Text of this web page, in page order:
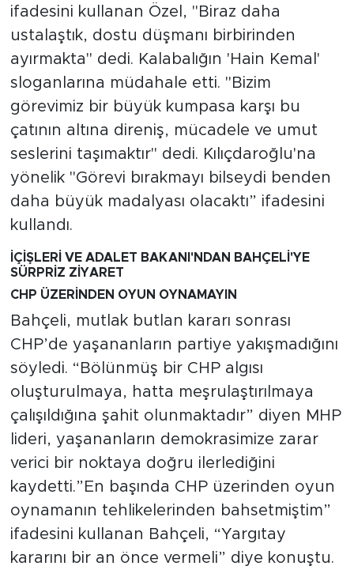
ifadesini kullanan Özel, "Biraz daha
ustalaştık, dostu düşmanı birbirinden
ayırmakta" dedi. Kalabalığın 'Hain Kemal'
sloganlarına müdahale etti. "Bizim
görevimiz bir büyük kumpasa karşı bu
çatının altına direniş, mücadele ve umut
seslerini taşımaktır" dedi. Kılıçdaroğlu'na
yönelik "Görevi bırakmayı bilseydi benden
daha büyük madalyası olacaktı” ifadesini
kullandı.
İÇİŞLERİ VE ADALET BAKANI'NDAN BAHÇELİ'YE
SÜRPRİZ ZİYARET
CHP ÜZERİNDEN OYUN OYNAMAYIN
Bahçeli, mutlak butlan kararı sonrası
CHP’de yaşananların partiye yakışmadığını
söyledi. “Bölünmüş bir CHP algısı
oluşturulmaya, hatta meşrulaştırılmaya
çalışıldığına şahit olunmaktadır” diyen MHP
lideri, yaşananların demokrasimize zarar
verici bir noktaya doğru ilerlediğini
kaydetti.”En başında CHP üzerinden oyun
oynamanın tehlikelerinden bahsetmiştim”
ifadesini kullanan Bahçeli, “Yargıtay
kararını bir an önce vermeli” diye konuştu.